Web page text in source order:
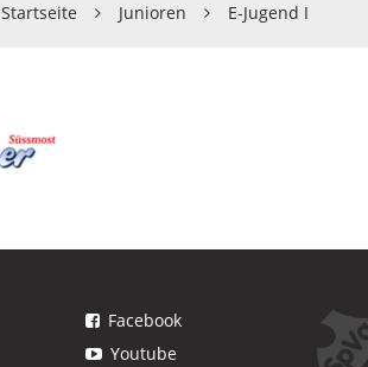
Startseite Junioren E-Jugend I
Facebook
Youtube